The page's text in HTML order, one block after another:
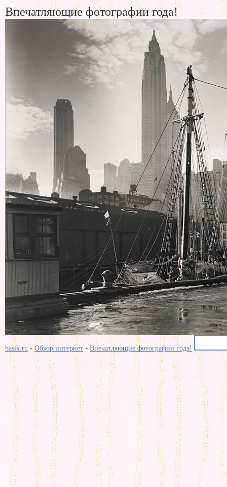
Впечатляющие фотографии года!
basik.ru - Обзор интернет - Впечатляющие фотографии года!